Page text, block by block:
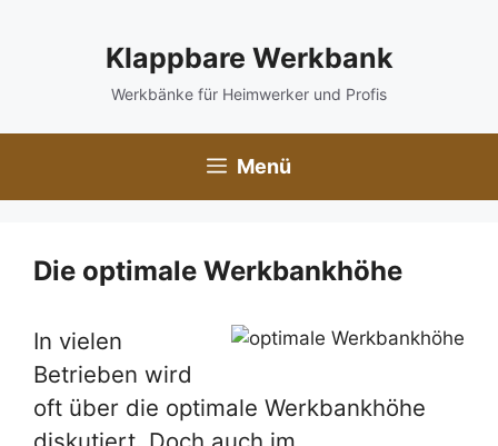
Klappbare Werkbank
Werkbänke für Heimwerker und Profis
Menü
Die optimale Werkbankhöhe
In vielen
Betrieben wird
oft über die optimale Werkbankhöhe